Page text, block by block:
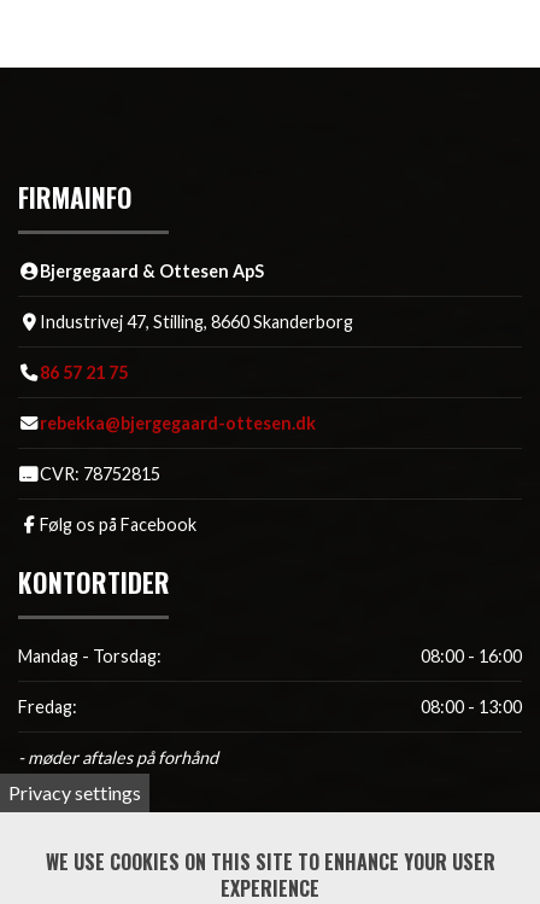
FIRMAINFO
Bjergegaard & Ottesen ApS
Industrivej 47, Stilling, 8660 Skanderborg
86 57 21 75
rebekka@bjergegaard-ottesen.dk
CVR: 78752815
Følg os på Facebook
KONTORTIDER
Mandag - Torsdag: 08:00 - 16:00
Fredag: 08:00 - 13:00
- møder aftales på forhånd
FAKTURA
Faktura fremsendes til bogholderiet:bogholderi
@bjergegaard-ottesen.dk
Privacy settings
WE USE COOKIES ON THIS SITE TO ENHANCE YOUR USER
EXPERIENCE